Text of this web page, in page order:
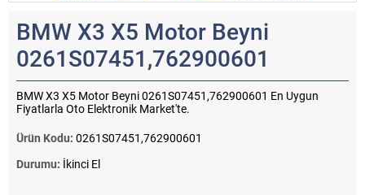
BMW X3 X5 Motor Beyni
0261S07451,762900601
BMW X3 X5 Motor Beyni 0261S07451,762900601 En Uygun
Fiyatlarla Oto Elektronik Market'te.
Ürün Kodu: 0261S07451,762900601
Durumu: İkinci El